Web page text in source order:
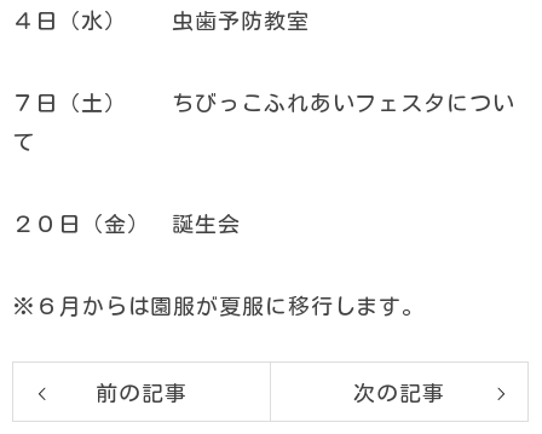
４日（水） 虫歯予防教室
７日（土） ちびっこふれあいフェスタについ
て
２０日（金） 誕生会
※６月からは園服が夏服に移行します。
前の記事 次の記事